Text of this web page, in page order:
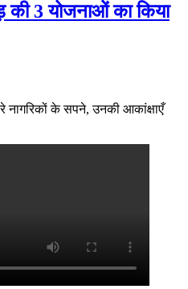
की 3 योजनाओं का किया
नागरिकों के सपने, उनकी आकांक्षाएँ